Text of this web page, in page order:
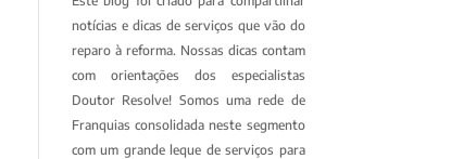
notícias e dicas de serviços que vão do
reparo à reforma. Nossas dicas contam
com orientações dos especialistas
Doutor Resolve! Somos uma rede de
Franquias consolidada neste segmento
com um grande leque de serviços para